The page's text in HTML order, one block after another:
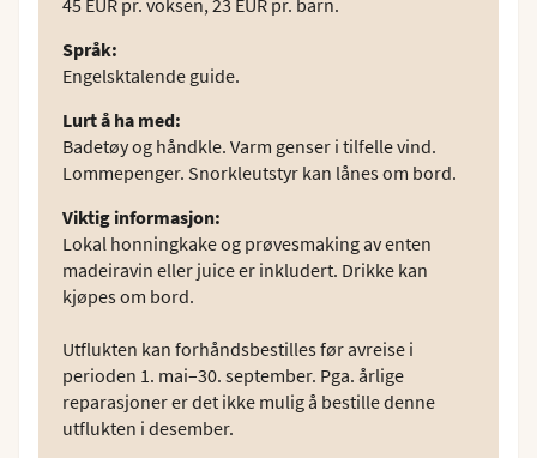
Språk:
Engelsktalende guide.
Lurt å ha med:
Badetøy og håndkle. Varm genser i tilfelle vind.
Lommepenger. Snorkleutstyr kan lånes om bord.
Viktig informasjon:
Lokal honningkake og prøvesmaking av enten
madeiravin eller juice er inkludert. Drikke kan
kjøpes om bord.
Utflukten kan forhåndsbestilles før avreise i
perioden 1. mai–30. september. Pga. årlige
reparasjoner er det ikke mulig å bestille denne
utflukten i desember.